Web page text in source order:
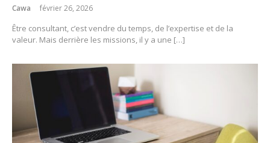
Cawa février 26, 2026
Être consultant, c’est vendre du temps, de l’expertise et de la
valeur. Mais derrière les missions, il y a une […]